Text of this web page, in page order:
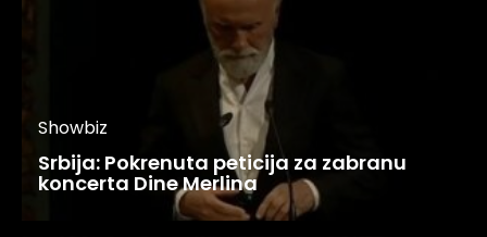
Showbiz
Srbija: Pokrenuta peticija za zabranu
koncerta Dine Merlina